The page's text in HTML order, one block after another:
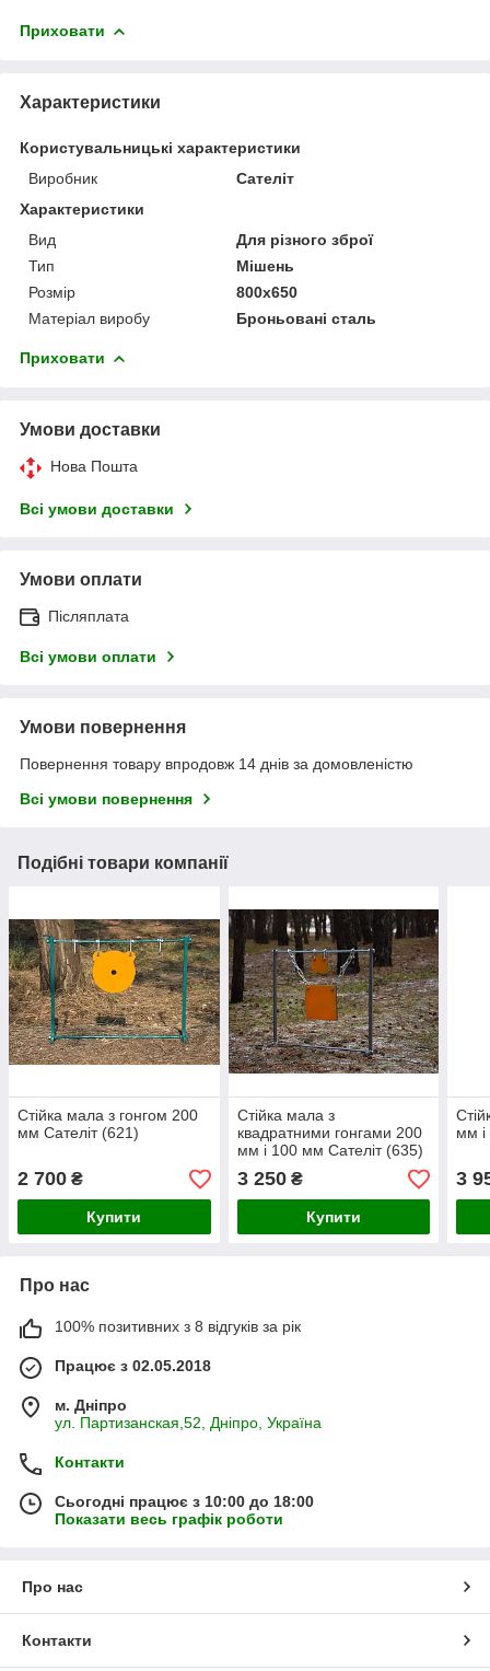
Приховати
Характеристики
Користувальницькі характеристики
Виробник
Сателіт
Характеристики
Вид
Для різного зброї
Тип
Мішень
Розмір
800х650
Матеріал виробу
Броньовані сталь
Приховати
Умови доставки
Нова Пошта
Всі умови доставки
Умови оплати
Післяплата
Всі умови оплати
Умови повернення
Повернення товару впродовж 14 днів за домовленістю
Всі умови повернення
Подібні товари компанії
Стійка мала з гонгом 200
мм Сателіт (621)
2 700 ₴
Купити
Стійка мала з
квадратними гонгами 200
мм і 100 мм Сателіт (635)
3 250₴
Купити
мм
3
Про нас
100% позитивних з 8 відгуків за рік
Працює з 02.05.2018
м. Дніпро
ул. Партизанская,52, Дніпро, Україна
Контакти
Сьогодні працює з 10:00 до 18:00
Показати весь графік роботи
Про нас
Контакти